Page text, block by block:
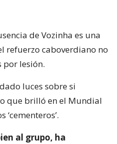
de Vozinha es una
refuerzo caboverdiano no
por lesión.
luces sobre si
que brilló en el Mundial
al grupo, ha